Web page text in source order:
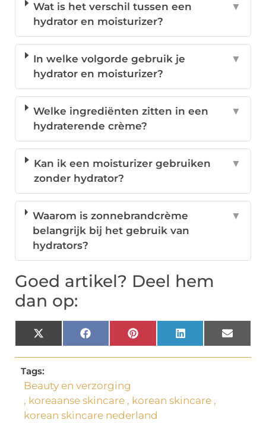
Wat is het verschil tussen een
hydrator en moisturizer?
▼
In welke volgorde gebruik je
hydrator en moisturizer?
▼
Welke ingrediënten zitten in een
hydraterende crème?
▼
Kan ik een moisturizer gebruiken
zonder hydrator?
▼
Waarom is zonnebrandcrème
belangrijk bij het gebruik van
hydrators?
▼
Goed artikel? Deel hem
dan op:
X
(Twitter)
FacebookPinterestLinkedInEmail
Tags:
Beauty en verzorging
, koreaanse skincare , korean skincare ,
korean skincare nederland